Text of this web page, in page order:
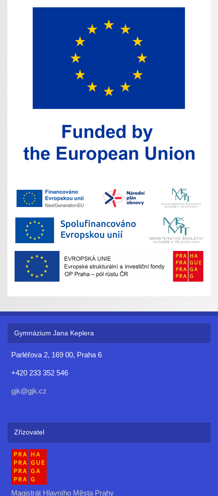
Gymnázium Jana Keplera
Parléřova 2, 169 00, Praha 6
+420 233 352 546
gjk@gjk.cz
Zřizovatel
Magistrát Hlavního Města Prahy